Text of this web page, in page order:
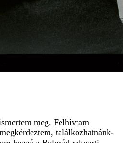
meg. Felhívtam
találkozhatnánk-